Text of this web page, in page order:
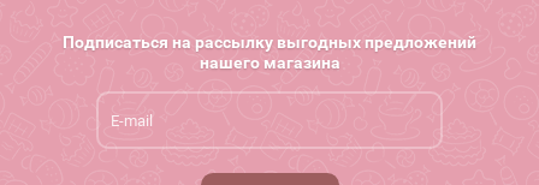
Подписаться на рассылку выгодных предложений
нашего магазина